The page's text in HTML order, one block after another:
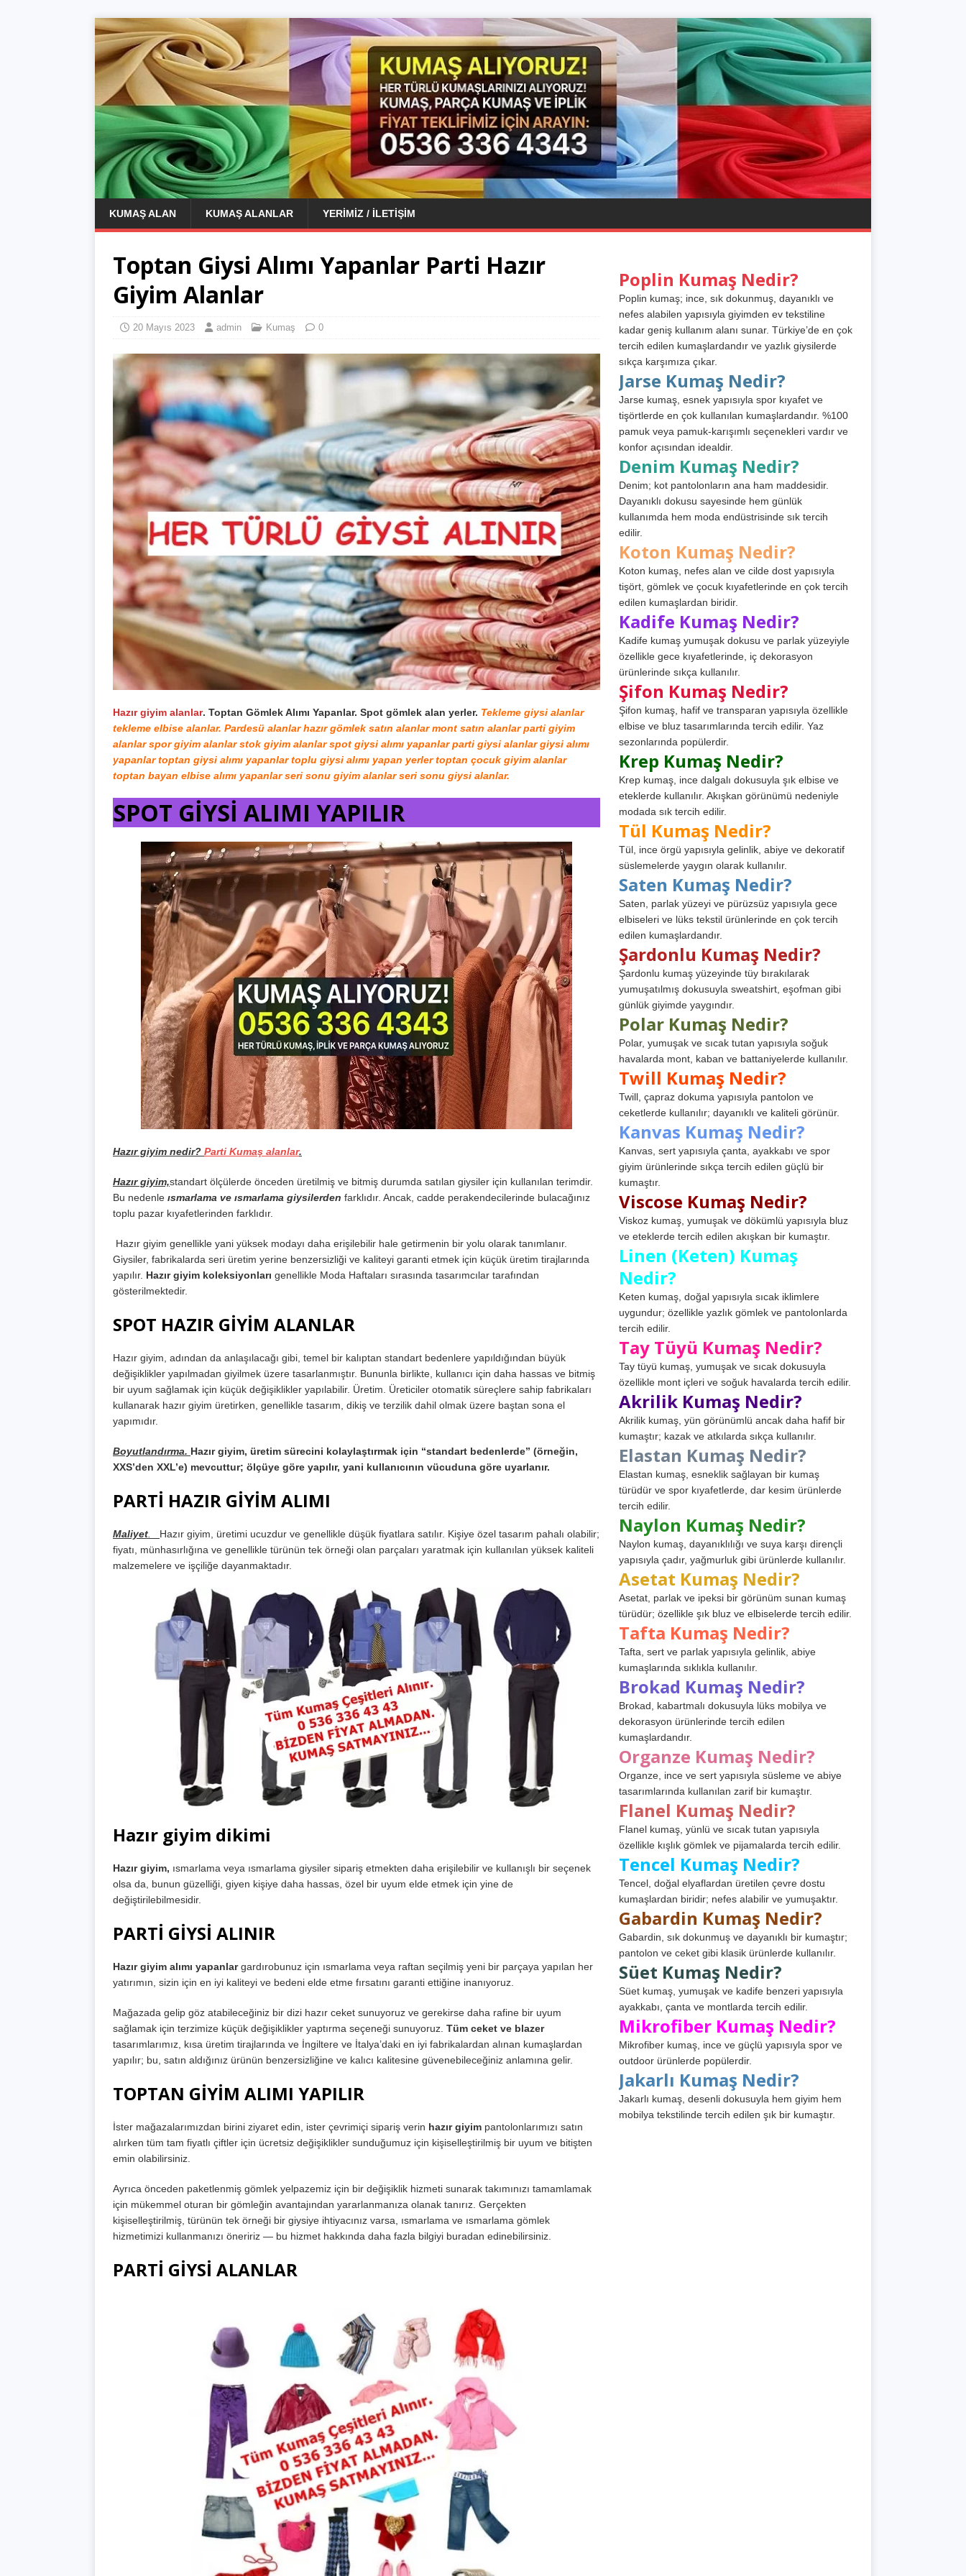
KUMAŞ ALAN KUMAŞ ALANLAR YERIMIZ / İLETIŞIM
Toptan Giysi Alımı Yapanlar Parti Hazır
Giyim Alanlar
20 Mayıs 2023 admin Kumaş 0
Hazır giyim alanlar. Toptan Gömlek Alımı Yapanlar. Spot gömlek alan yerler. Tekleme giysi alanlar
tekleme elbise alanlar. Pardesü alanlar hazır gömlek satın alanlar mont satın alanlar parti giyim
alanlar spor giyim alanlar stok giyim alanlar spot giysi alımı yapanlar parti giysi alanlar giysi alımı
yapanlar toptan giysi alımı yapanlar toplu giysi alımı yapan yerler toptan çocuk giyim alanlar
toptan bayan elbise alımı yapanlar seri sonu giyim alanlar seri sonu giysi alanlar.
SPOT GİYSİ ALIMI YAPILIR
Hazır giyim nedir? Parti Kumaş alanlar.
Hazır giyim,standart ölçülerde önceden üretilmiş ve bitmiş durumda satılan giysiler için kullanılan terimdir.
Bu nedenle ısmarlama ve ısmarlama giysilerden farklıdır. Ancak, cadde perakendecilerinde bulacağınız
toplu pazar kıyafetlerinden farklıdır.
Hazır giyim genellikle yani yüksek modayı daha erişilebilir hale getirmenin bir yolu olarak tanımlanır.
Giysiler, fabrikalarda seri üretim yerine benzersizliği ve kaliteyi garanti etmek için küçük üretim tirajlarında
yapılır. Hazır giyim koleksiyonları genellikle Moda Haftaları sırasında tasarımcılar tarafından
gösterilmektedir.
SPOT HAZIR GİYİM ALANLAR
Hazır giyim, adından da anlaşılacağı gibi, temel bir kalıptan standart bedenlere yapıldığından büyük
değişiklikler yapılmadan giyilmek üzere tasarlanmıştır. Bununla birlikte, kullanıcı için daha hassas ve bitmiş
bir uyum sağlamak için küçük değişiklikler yapılabilir. Üretim. Üreticiler otomatik süreçlere sahip fabrikaları
kullanarak hazır giyim üretirken, genellikle tasarım, dikiş ve terzilik dahil olmak üzere baştan sona el
yapımıdır.
Boyutlandırma. Hazır giyim, üretim sürecini kolaylaştırmak için “standart bedenlerde” (örneğin,
XXS’den XXL’e) mevcuttur; ölçüye göre yapılır, yani kullanıcının vücuduna göre uyarlanır.
PARTİ HAZIR GİYİM ALIMI
Maliyet
Hazır giyim, üretimi ucuzdur ve genellikle düşük fiyatlara satılır. Kişiye özel tasarım pahalı olabilir;
fiyatı, münhasırlığına ve genellikle türünün tek örneği olan parçaları yaratmak için kullanılan yüksek kaliteli
malzemelere ve işçiliğe dayanmaktadır.
Hazır giyim dikimi
Hazır giyim, ısmarlama veya ısmarlama giysiler sipariş etmekten daha erişilebilir ve kullanışlı bir seçenek
olsa da, bunun güzelliği, giyen kişiye daha hassas, özel bir uyum elde etmek için yine de
değiştirilebilmesidir.
PARTİ GİYSİ ALINIR
Hazır giyim alımı yapanlargardırobunuz için ısmarlama veya raftan seçilmiş yeni bir parçaya yapılan her
yatırımın, sizin için en iyi kaliteyi ve bedeni elde etme fırsatını garanti ettiğine inanıyoruz.
Mağazada gelip göz atabileceğiniz bir dizi hazır ceket sunuyoruz ve gerekirse daha rafine bir uyum
sağlamak için terzimize küçük değişiklikler yaptırma seçeneği sunuyoruz. Tüm ceket ve blazer
tasarımlarımız, kısa üretim tirajlarında ve İngiltere ve İtalya’daki en iyi fabrikalardan alınan kumaşlardan
yapılır; bu, satın aldığınız ürünün benzersizliğine ve kalıcı kalitesine güvenebileceğiniz anlamına gelir.
TOPTAN GİYİM ALIMI YAPILIR
İster mağazalarımızdan birini ziyaret edin, ister çevrimiçi sipariş verin hazır giyim pantolonlarımızı satın
alırken tüm tam fiyatlı çiftler için ücretsiz değişiklikler sunduğumuz için kişiselleştirilmiş bir uyum ve bitişten
emin olabilirsiniz.
Ayrıca önceden paketlenmiş gömlek yelpazemiz için bir değişiklik hizmeti sunarak takımınızı tamamlamak
için mükemmel oturan bir gömleğin avantajından yararlanmanıza olanak tanırız. Gerçekten
kişiselleştirilmiş, türünün tek örneği bir giysiye ihtiyacınız varsa, ısmarlama ve ısmarlama gömlek
hizmetimizi kullanmanızı öneririz — bu hizmet hakkında daha fazla bilgiyi buradan edinebilirsiniz.
PARTİ GİYSİ ALANLAR
Poplin Kumaş Nedir?
Poplin kumaş; ince, sık dokunmuş, dayanıklı ve
nefes alabilen yapısıyla giyimden ev tekstiline
kadar geniş kullanım alanı sunar. Türkiye’de en çok
tercih edilen kumaşlardandır ve yazlık giysilerde
sıkça karşımıza çıkar.
Jarse Kumaş Nedir?
Jarse kumaş, esnek yapısıyla spor kıyafet ve
tişörtlerde en çok kullanılan kumaşlardandır. %100
pamuk veya pamuk-karışımlı seçenekleri vardır ve
konfor açısından idealdir.
Denim Kumaş Nedir?
Denim; kot pantolonların ana ham maddesidir.
Dayanıklı dokusu sayesinde hem günlük
kullanımda hem moda endüstrisinde sık tercih
edilir.
Koton Kumaş Nedir?
Koton kumaş, nefes alan ve cilde dost yapısıyla
tişört, gömlek ve çocuk kıyafetlerinde en çok tercih
edilen kumaşlardan biridir.
Kadife Kumaş Nedir?
Kadife kumaş yumuşak dokusu ve parlak yüzeyiyle
özellikle gece kıyafetlerinde, iç dekorasyon
ürünlerinde sıkça kullanılır.
Şifon Kumaş Nedir?
Şifon kumaş, hafif ve transparan yapısıyla özellikle
elbise ve bluz tasarımlarında tercih edilir. Yaz
sezonlarında popülerdir.
Krep Kumaş Nedir?
Krep kumaş, ince dalgalı dokusuyla şık elbise ve
eteklerde kullanılır. Akışkan görünümü nedeniyle
modada sık tercih edilir.
Tül Kumaş Nedir?
Tül, ince örgü yapısıyla gelinlik, abiye ve dekoratif
süslemelerde yaygın olarak kullanılır.
Saten Kumaş Nedir?
Saten, parlak yüzeyi ve pürüzsüz yapısıyla gece
elbiseleri ve lüks tekstil ürünlerinde en çok tercih
edilen kumaşlardandır.
Şardonlu Kumaş Nedir?
Şardonlu kumaş yüzeyinde tüy bırakılarak
yumuşatılmış dokusuyla sweatshirt, eşofman gibi
günlük giyimde yaygındır.
Polar Kumaş Nedir?
Polar, yumuşak ve sıcak tutan yapısıyla soğuk
havalarda mont, kaban ve battaniyelerde kullanılır.
Twill Kumaş Nedir?
Twill, çapraz dokuma yapısıyla pantolon ve
ceketlerde kullanılır; dayanıklı ve kaliteli görünür.
Kanvas Kumaş Nedir?
Kanvas, sert yapısıyla çanta, ayakkabı ve spor
giyim ürünlerinde sıkça tercih edilen güçlü bir
kumaştır.
Viscose Kumaş Nedir?
Viskoz kumaş, yumuşak ve dökümlü yapısıyla bluz
ve eteklerde tercih edilen akışkan bir kumaştır.
Linen (Keten) Kumaş
Nedir?
Keten kumaş, doğal yapısıyla sıcak iklimlere
uygundur; özellikle yazlık gömlek ve pantolonlarda
tercih edilir.
Tay Tüyü Kumaş Nedir?
Tay tüyü kumaş, yumuşak ve sıcak dokusuyla
özellikle mont içleri ve soğuk havalarda tercih edilir.
Akrilik Kumaş Nedir?
Akrilik kumaş, yün görünümlü ancak daha hafif bir
kumaştır; kazak ve atkılarda sıkça kullanılır.
Elastan Kumaş Nedir?
Elastan kumaş, esneklik sağlayan bir kumaş
türüdür ve spor kıyafetlerde, dar kesim ürünlerde
tercih edilir.
Naylon Kumaş Nedir?
Naylon kumaş, dayanıklılığı ve suya karşı dirençli
yapısıyla çadır, yağmurluk gibi ürünlerde kullanılır.
Asetat Kumaş Nedir?
Asetat, parlak ve ipeksi bir görünüm sunan kumaş
türüdür; özellikle şık bluz ve elbiselerde tercih edilir.
Tafta Kumaş Nedir?
Tafta, sert ve parlak yapısıyla gelinlik, abiye
kumaşlarında sıklıkla kullanılır.
Brokad Kumaş Nedir?
Brokad, kabartmalı dokusuyla lüks mobilya ve
dekorasyon ürünlerinde tercih edilen
kumaşlardandır.
Organze Kumaş Nedir?
Organze, ince ve sert yapısıyla süsleme ve abiye
tasarımlarında kullanılan zarif bir kumaştır.
Flanel Kumaş Nedir?
Flanel kumaş, yünlü ve sıcak tutan yapısıyla
özellikle kışlık gömlek ve pijamalarda tercih edilir.
Tencel Kumaş Nedir?
Tencel, doğal elyaflardan üretilen çevre dostu
kumaşlardan biridir; nefes alabilir ve yumuşaktır.
Gabardin Kumaş Nedir?
Gabardin, sık dokunmuş ve dayanıklı bir kumaştır;
pantolon ve ceket gibi klasik ürünlerde kullanılır.
Süet Kumaş Nedir?
Süet kumaş, yumuşak ve kadife benzeri yapısıyla
ayakkabı, çanta ve montlarda tercih edilir.
Mikrofiber Kumaş Nedir?
Mikrofiber kumaş, ince ve güçlü yapısıyla spor ve
outdoor ürünlerde popülerdir.
Jakarlı Kumaş Nedir?
Jakarlı kumaş, desenli dokusuyla hem giyim hem
mobilya tekstilinde tercih edilen şık bir kumaştır.